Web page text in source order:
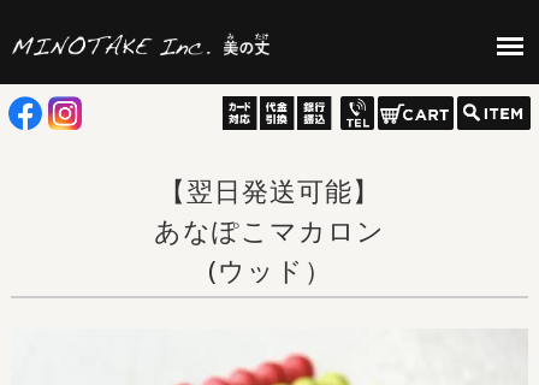
【翌日発送可能】
あなぽこマカロン
(ウッド）